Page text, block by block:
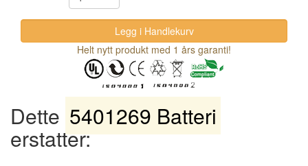
Helt nytt produkt med 1 års garanti!
Dette 5401269 Batteri
erstatter: